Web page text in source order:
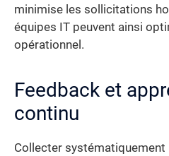
minimise les sollicitations
équipes IT peuvent ainsi
opérationnel.
Feedback et
continu
Collecter